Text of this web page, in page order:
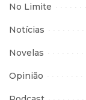
No Limite
Notícias
Novelas
Opinião